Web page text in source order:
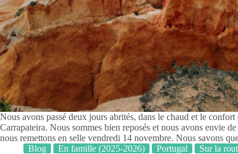
Nous avons passé deux jours abrités, dans le chaud et le confort
Carrapateira. Nous sommes bien reposés et nous avons envie
nous remettons en selle vendredi 14 novembre. Nous savons
Blog
En famille (2025-2026) Portugal Sur la